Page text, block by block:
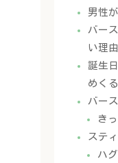
男性
バー
い理由
誕生
めく
バー
き
ステ
ハ